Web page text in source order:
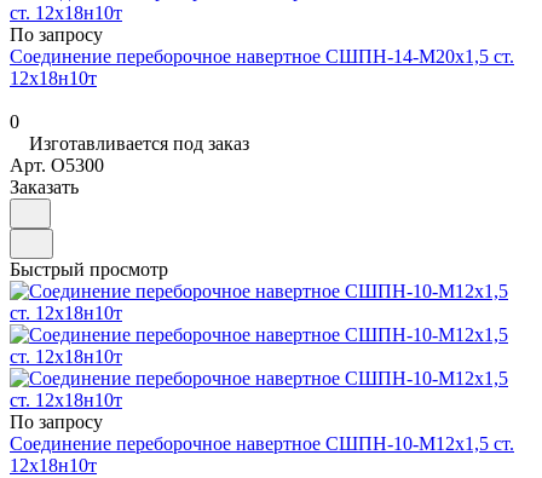
По запросу
Соединение переборочное навертное СШПН-14-М20х1,5 ст.
12х18н10т
0
Изготавливается под заказ
Арт. O5300
Заказать
Быстрый просмотр
По запросу
Соединение переборочное навертное СШПН-10-М12х1,5 ст.
12х18н10т